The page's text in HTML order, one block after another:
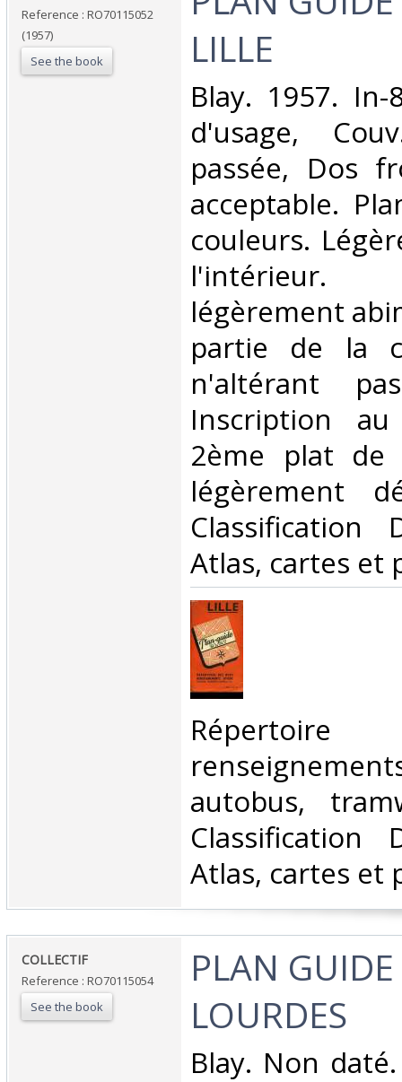
Reference : RO70115052
(1957)
See the book
LILLE‎
‎Blay. 1957.
d'usage,
passée, Dos
acceptable.
couleurs.
légèrement
partie de la
n'altérant
Inscription
2ème plat de
légèrement
Classification
Atlas, cartes et
autobus,
Classification
Atlas, cartes et
‎COLLECTIF‎
Reference : RO70115054
See the book
‎PLAN
LOURDES‎
‎Blay. Non